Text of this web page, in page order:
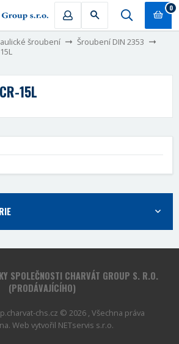
0
šroubení
Šroubení DIN 2353
CR-15L
SPOLEČNOSTI CHARVÁT GROUP S. R.O.
(PRODÁVAJÍCÍHO)
chs.cz © 2026 , Všechna práva
Web vytvořil NETservis s.r.o.